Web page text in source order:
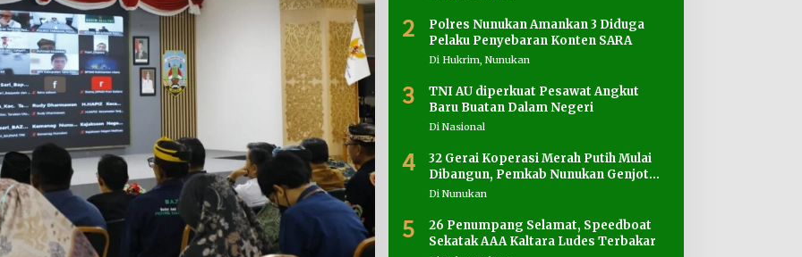
2
Polres Nunukan Amankan 3 Diduga
Pelaku Penyebaran Konten SARA
Di Hukrim, Nunukan
3
TNI AU diperkuat Pesawat Angkut
Baru Buatan Dalam Negeri
Di Nasional
4
32 Gerai Koperasi Merah Putih Mulai
Dibangun, Pemkab Nunukan Genjot
Penyediaan Lahan
Di Nunukan
5
26 Penumpang Selamat, Speedboat
Sekatak AAA Kaltara Ludes Terbakar